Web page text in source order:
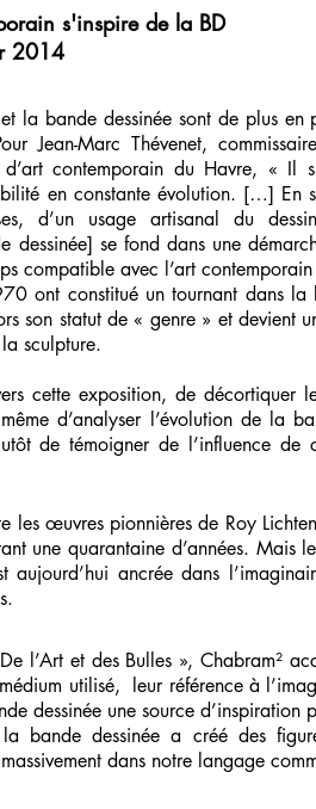
s'inspire de la BD
2014
la bande dessinée sont de plus en
Jean-Marc Thévenet,
contemporain du Havre, « Il
en constante évolution. […] En
d’un usage artisanal du
dessinée] se fond dans une
compatible avec l’art
ont constitué un tournant dans
son statut de « genre » et devient
sculpture.
cette exposition, de décortiquer
d’analyser l’évolution de la
de témoigner de l’influence de
les œuvres pionnières de Roy
une quarantaine d’années. Mais
aujourd’hui ancrée dans
l’Art et des Bulles », Chabram²
utilisé, leur référence à
dessinée une source d’inspiration
bande dessinée a créé des
dans notre langage